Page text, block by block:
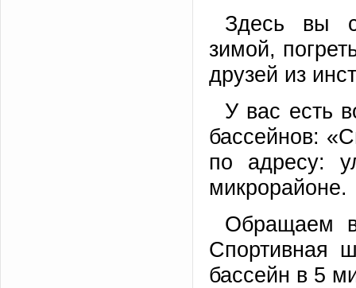
Здесь вы
зимой,
друзей из
У вас есть
бассейнов:
по адресу:
микрорайоне.
Обращаем
Спортивная
бассейн в 5